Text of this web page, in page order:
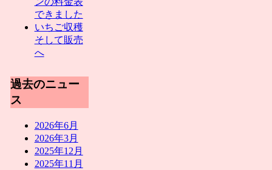
できました
いちご収穫
そして販売
へ
過去のニュー
ス
2026年6月
2026年3月
2025年12月
2025年11月